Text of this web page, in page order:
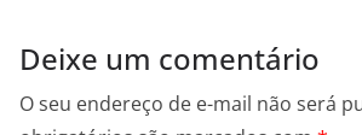
Deixe um comentário
O seu endereço de e-mail não será